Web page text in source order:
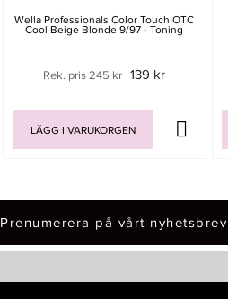
Wella Professionals Color Touch OTC
Cool Beige Blonde 9/97 - Toning
Rek. pris 245 kr 139 kr
LÄGG I VARUKORGEN
Prenumerera på vårt nyhetsbrev